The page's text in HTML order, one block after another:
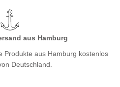
aus Hamburg
Produkte aus Hamburg kostenlos
Deutschland.